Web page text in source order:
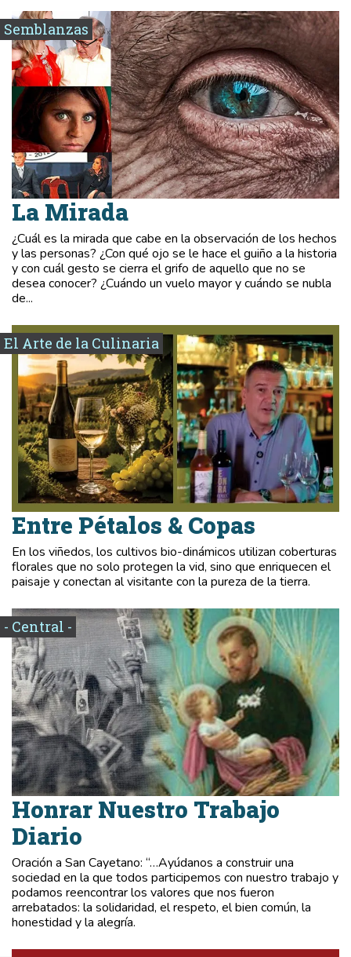
Semblanzas
La Mirada
¿Cuál es la mirada que cabe en la observación de los hechos
y las personas? ¿Con qué ojo se le hace el guiño a la historia
y con cuál gesto se cierra el grifo de aquello que no se
desea conocer? ¿Cuándo un vuelo mayor y cuándo se nubla
de...
El Arte de la Culinaria
Entre Pétalos & Copas
En los viñedos, los cultivos bio-dinámicos utilizan coberturas
florales que no solo protegen la vid, sino que enriquecen el
paisaje y conectan al visitante con la pureza de la tierra.
- Central -
Honrar Nuestro Trabajo
Diario
Oración a San Cayetano: “…Ayúdanos a construir una
sociedad en la que todos participemos con nuestro trabajo y
podamos reencontrar los valores que nos fueron
arrebatados: la solidaridad, el respeto, el bien común, la
honestidad y la alegría.